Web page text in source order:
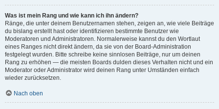
Was ist mein Rang und wie kann ich ihn ändern?
Ränge, die unter deinem Benutzernamen stehen, zeigen an, wie viele Beiträge
du bislang erstellt hast oder identifizieren bestimmte Benutzer wie
Moderatoren und Administratoren. Normalerweise kannst du den Wortlaut
eines Ranges nicht direkt ändern, da sie von der Board-Administration
festgelegt wurden. Bitte schreibe keine sinnlosen Beiträge, nur um deinen
Rang zu erhöhen — die meisten Boards dulden dieses Verhalten nicht und ein
Moderator oder Administrator wird deinen Rang unter Umständen einfach
wieder zurücksetzen.
Nach oben